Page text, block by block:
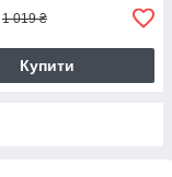
1 019 ₴
Купити